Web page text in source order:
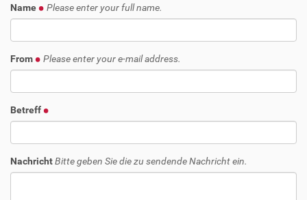
Name Please enter your full name.
From Please enter your e-mail address.
Betreff
NachrichtBitte geben Sie die zu sendende Nachricht ein.